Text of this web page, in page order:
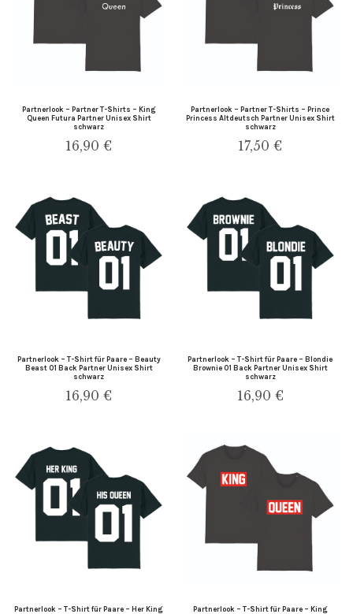
Partnerlook – Partner T-Shirts – King
Queen Futura Partner Unisex Shirt
schwarz
16,90€
Partnerlook – Partner T-Shirts – Prince
Princess Altdeutsch Partner Unisex Shirt
schwarz
17,50€
Partnerlook – T-Shirt für Paare – Beauty
Beast 01 Back Partner Unisex Shirt
schwarz
16,90€
Partnerlook – T-Shirt für Paare – Blondie
Brownie 01 Back Partner Unisex Shirt
schwarz
16,90 €
Partnerlook – T-Shirt für Paare – Her King
Partnerlook – T-Shirt für Paare – King